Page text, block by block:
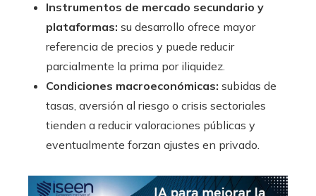
Instrumentos de mercado secundario y
plataformas: su desarrollo ofrece mayor
referencia de precios y puede reducir
parcialmente la prima por iliquidez.
Condiciones macroeconómicas: subidas de
tasas, aversión al riesgo o crisis sectoriales
tienden a reducir valoraciones públicas y
eventualmente forzan ajustes en privado.